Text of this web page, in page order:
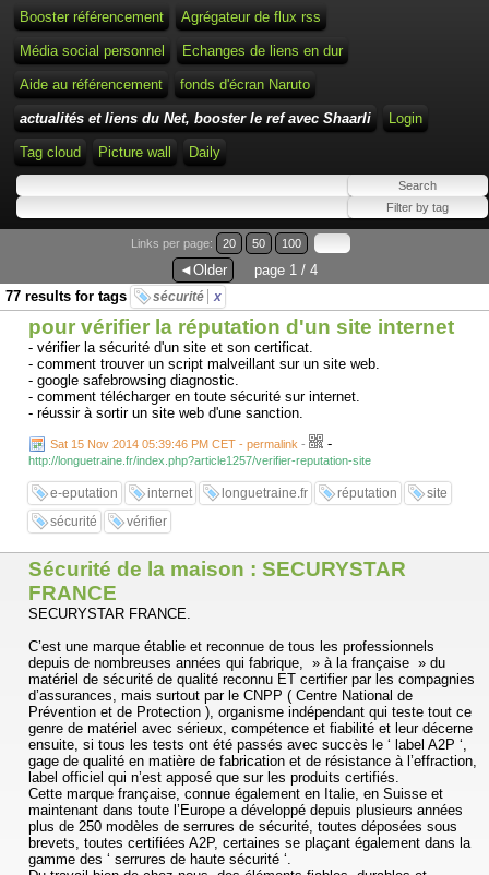
Booster référencement Agrégateur de flux rss
Média social personnel Echanges de liens en dur
Aide au référencement fonds d'écran Naruto
actualités et liens du Net, booster le ref avec Shaarli Login
Tag cloud Picture wall Daily
Links per page: 20 50 100
◄Older
page 1 / 4
77 results for tags
sécurité x
pour vérifier la réputation d'un site internet
- vérifier la sécurité d'un site et son certificat.
- comment trouver un script malveillant sur un site web.
- google safebrowsing diagnostic.
- comment télécharger en toute sécurité sur internet.
- réussir à sortir un site web d'une sanction.
Sat 15 Nov 2014 05:39:46 PM CET - permalink - -
http://longuetraine.fr/index.php?article1257/verifier-reputation-site
e-eputation internet longuetraine.fr réputation
site
sécurité
vérifier
Sécurité de la maison : SECURYSTAR
FRANCE
SECURYSTAR FRANCE.
C’est une marque établie et reconnue de tous les professionnels
depuis de nombreuses années qui fabrique, » à la française » du
matériel de sécurité de qualité reconnu ET certifier par les compagnies
d’assurances, mais surtout par le CNPP ( Centre National de
Prévention et de Protection ), organisme indépendant qui teste tout ce
genre de matériel avec sérieux, compétence et fiabilité et leur décerne
ensuite, si tous les tests ont été passés avec succès le ‘ label A2P ‘,
gage de qualité en matière de fabrication et de résistance à l’effraction,
label officiel qui n’est apposé que sur les produits certifiés.
Cette marque française, connue également en Italie, en Suisse et
maintenant dans toute l’Europe a développé depuis plusieurs années
plus de 250 modèles de serrures de sécurité, toutes déposées sous
brevets, toutes certifiées A2P, certaines se plaçant également dans la
gamme des ‘ serrures de haute sécurité ‘.